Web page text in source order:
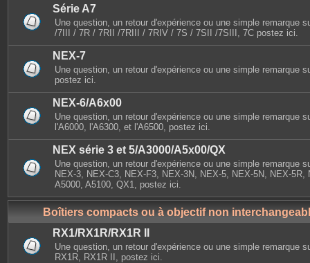
Série A7
Une question, un retour d'expérience ou une simple remarque
/7III / 7R / 7RII /7RIII / 7RIV / 7S / 7SII /7SIII, 7C postez ici.
NEX-7
Une question, un retour d'expérience ou une simple remarque
postez ici.
NEX-6/A6x00
Une question, un retour d'expérience ou une simple remarque
l'A6000, l'A6300, et l'A6500, postez ici.
NEX série 3 et 5/A3000/A5x00/QX
Une question, un retour d'expérience ou une simple remarque
NEX-3, NEX-C3, NEX-F3, NEX-3N, NEX-5, NEX-5N, NEX-5R,
A5000, A5100, QX1, postez ici.
Boîtiers compacts ou à objectif non
RX1/RX1R/RX1R II
Une question, un retour d'expérience ou une simple remarque
RX1R, RX1R II, postez ici.